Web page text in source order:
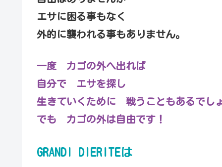
エサに困る事もなく
外的に襲われる事もありません。
一度 カゴの外へ出れば
自分で エサを探し
生きていくために 戦うこともあるでし
でも カゴの外は自由です！
GRANDI DIERITEは